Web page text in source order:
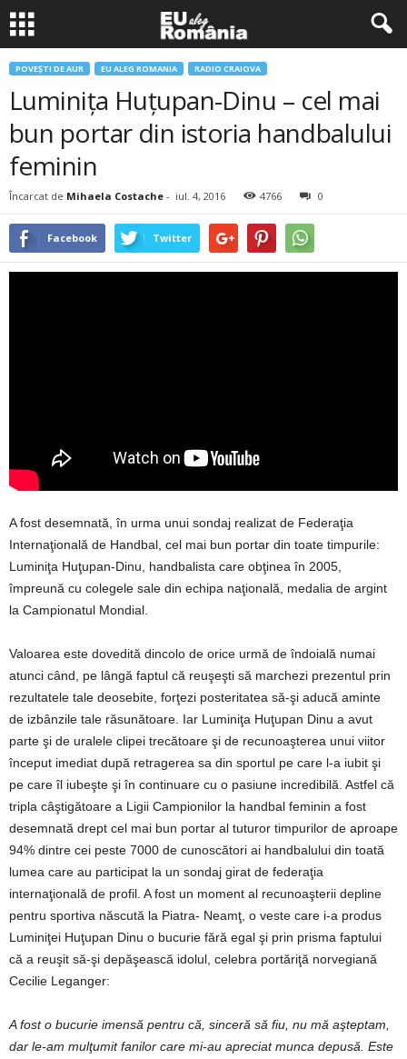
POVEŞTI DE AUR EU ALEG ROMANIA RADIO CRAIOVA
Luminiţa Huţupan-Dinu – cel mai
bun portar din istoria handbalului
feminin
Încarcat de Mihaela Costache - iul. 4, 2016 4766 0
Facebook Twitter
A fost desemnată, în urma unui sondaj realizat de Federaţia
Internaţională de Handbal, cel mai bun portar din toate timpurile:
Luminiţa Huţupan-Dinu, handbalista care obţinea în 2005,
împreună cu colegele sale din echipa naţională, medalia de argint
la Campionatul Mondial.
Valoarea este dovedită dincolo de orice urmă de îndoială numai
atunci când, pe lângă faptul că reuşeşti să marchezi prezentul prin
rezultatele tale deosebite, forţezi posteritatea să-şi aducă aminte
de izbânzile tale răsunătoare. Iar Luminiţa Huţupan Dinu a avut
parte şi de uralele clipei trecătoare şi de recunoaşterea unui viitor
început imediat după retragerea sa din sportul pe care l-a iubit şi
pe care îl iubeşte şi în continuare cu o pasiune incredibilă. Astfel că
tripla câştigătoare a Ligii Campionilor la handbal feminin a fost
desemnată drept cel mai bun portar al tuturor timpurilor de aproape
94% dintre cei peste 7000 de cunoscători ai handbalului din toată
lumea care au participat la un sondaj girat de federaţia
internaţională de profil. A fost un moment al recunoaşterii depline
pentru sportiva născută la Piatra- Neamţ, o veste care i-a produs
Luminiţei Huţupan Dinu o bucurie fără egal şi prin prisma faptului
că a reuşit să-şi depăşească idolul, celebra portăriţă norvegiană
Cecilie Leganger:
A fost o bucurie imensă pentru că, sinceră să fiu, nu mă aşteptam,
dar le-am mulţumit fanilor care mi-au apreciat munca depusă. Este